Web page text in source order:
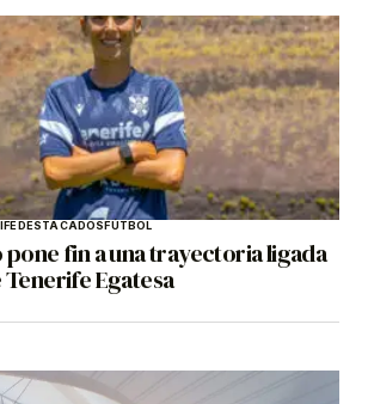
DESTACADOSFÚTBOL
pone fin a una trayectoria ligada
Egatesa